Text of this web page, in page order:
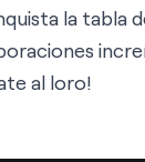
la tabla
al loro!